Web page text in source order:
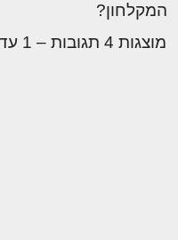
המקלחון?
מוצגות 4 תגובות – 1 עד 4 (מתוך 4 סה״כ)